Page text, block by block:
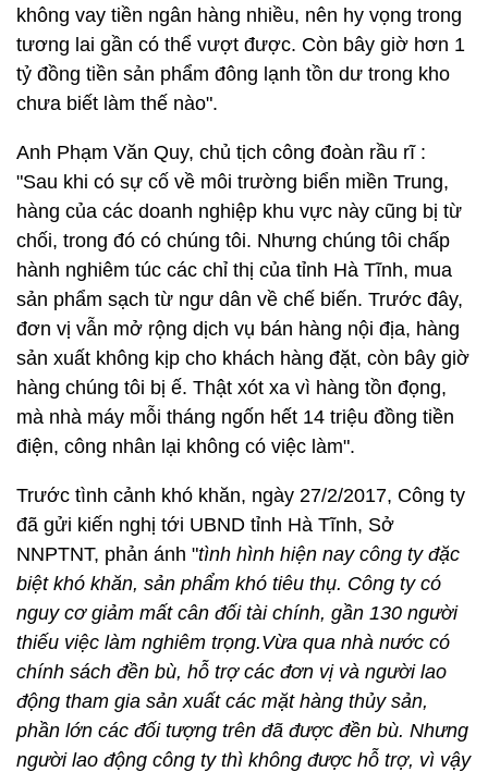
không vay tiền ngân hàng nhiều, nên hy vọng trong
tương lai gần có thể vượt được. Còn bây giờ hơn 1
tỷ đồng tiền sản phẩm đông lạnh tồn dư trong kho
chưa biết làm thế nào".
Anh Phạm Văn Quy, chủ tịch công đoàn rầu rĩ :
"Sau khi có sự cố về môi trường biển miền Trung,
hàng của các doanh nghiệp khu vực này cũng bị từ
chối, trong đó có chúng tôi. Nhưng chúng tôi chấp
hành nghiêm túc các chỉ thị của tỉnh Hà Tĩnh, mua
sản phẩm sạch từ ngư dân về chế biến. Trước đây,
đơn vị vẫn mở rộng dịch vụ bán hàng nội địa, hàng
sản xuất không kịp cho khách hàng đặt, còn bây giờ
hàng chúng tôi bị ế. Thật xót xa vì hàng tồn đọng,
mà nhà máy mỗi tháng ngốn hết 14 triệu đồng tiền
điện, công nhân lại không có việc làm".
Trước tình cảnh khó khăn, ngày 27/2/2017, Công ty
đã gửi kiến nghị tới UBND tỉnh Hà Tĩnh, Sở
NNPTNT, phản ánh "tình hình hiện nay công ty đặc
biệt khó khăn, sản phẩm khó tiêu thụ. Công ty có
nguy cơ giảm mất cân đối tài chính, gần 130 người
thiếu việc làm nghiêm trọng.Vừa qua nhà nước có
chính sách đền bù, hỗ trợ các đơn vị và người lao
động tham gia sản xuất các mặt hàng thủy sản,
phần lớn các đối tượng trên đã được đền bù. Nhưng
người lao động công ty thì không được hỗ trợ, vì vậy